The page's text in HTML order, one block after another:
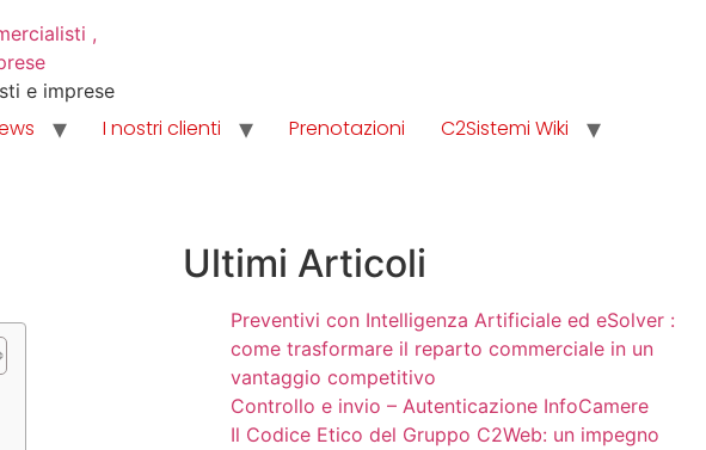
e imprese
I nostri clienti Prenotazioni
C2Sistemi Wiki
Ultimi Articoli
Preventivi con Intelligenza Artificiale ed eSolver :
come trasformare il reparto commerciale in un
vantaggio competitivo
Controllo e invio – Autenticazione InfoCamere
Il Codice Etico del Gruppo C2Web: un impegno